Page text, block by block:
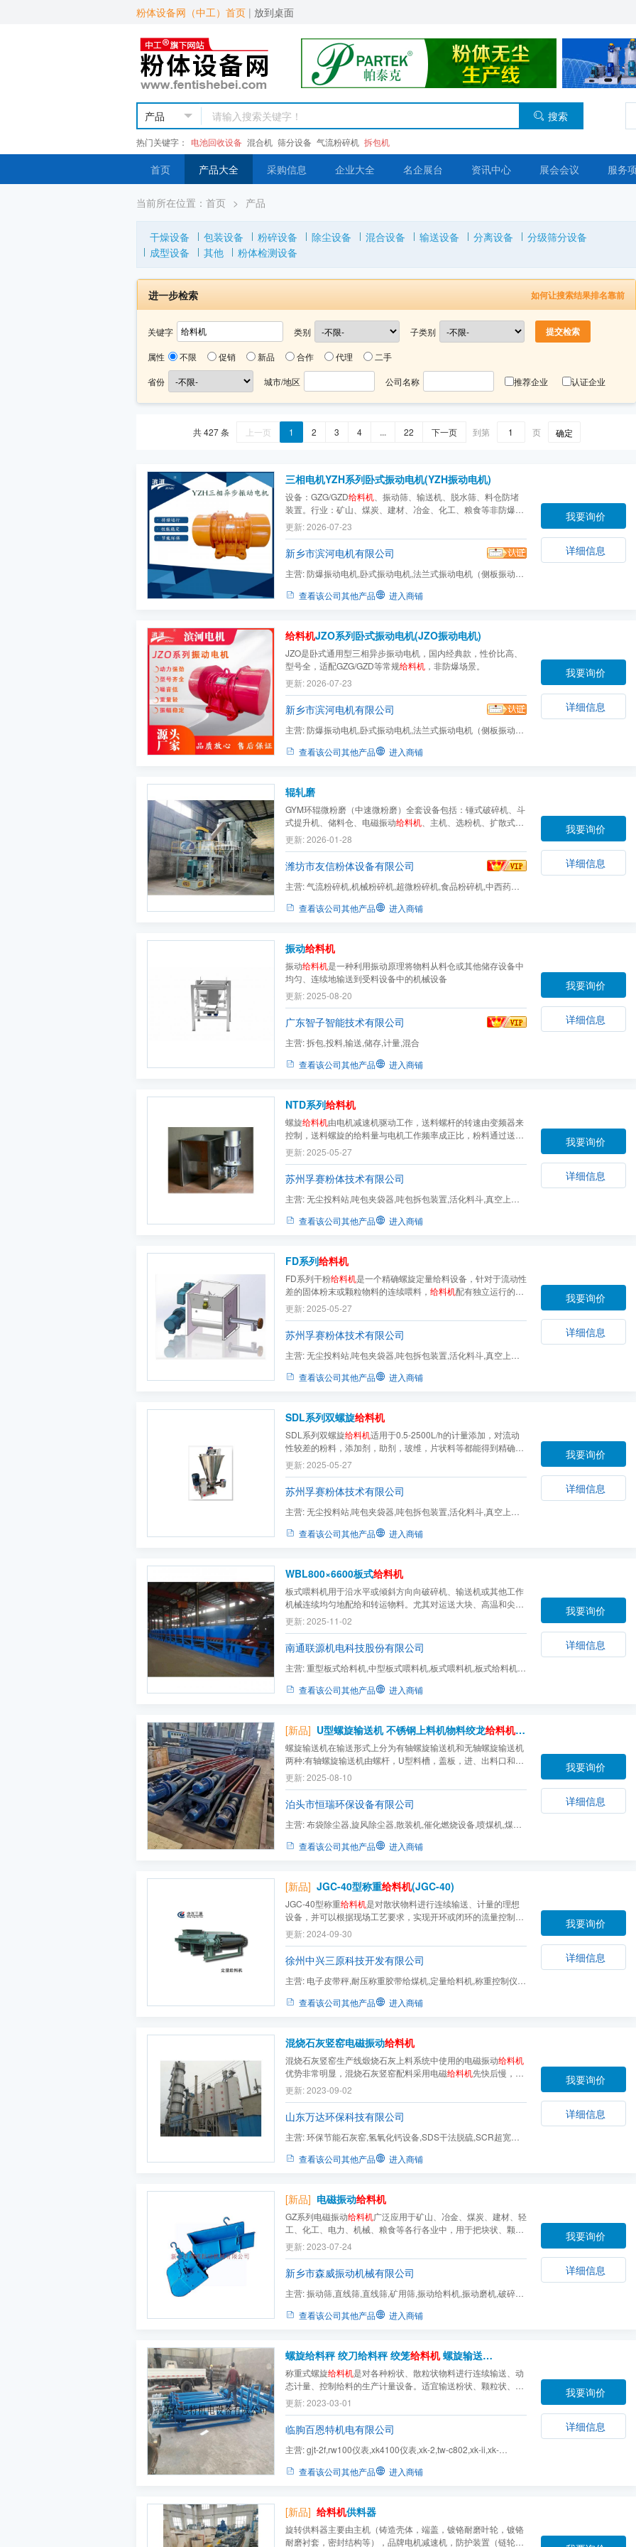
粉体设备网（中工）首页 | 放到桌面
搜索
热门关键字： 电池回收设备 混合机 筛分设备 气流粉碎机 拆包机
首页 产品大全 采购信息 企业大全 名企展台 资讯中心 展会会议 服务
当前所在位置： 首页 > 产品
干燥设备 包装设备 粉碎设备 除尘设备 混合设备 输送设备 分离设备
分级筛分设备
成型设备
其他 粉体检测设备
进一步检索 如何让搜索结果排名靠前
关键字 类别 子类别
属性 不限 促销 新品 合作 代理 二手
省份 城市/地区 公司名称 推荐企业 认证企业
共 427 条 上一页 1 2 3 4 ... 22 下一页 到第 页 确定
三相电机YZH系列卧式振动电机(YZH振动电机)
设备：GZG/GZD给料机 、振动筛、输送机、脱水筛、料仓防堵
装置。行业：矿山、煤炭、建材、冶金、化工、粮食等非防爆场
景。
更新: 2026-07-23
新乡市滨河电机有限公司
主营:防爆振动电机,卧式振动电机,法兰式振动电机（侧板振动电
查看该公司其他产品 进入商铺
我要询价
详细信息
给料机JZO系列卧式振动电机(JZO振动电机)
JZO是卧式通用型三相异步振动电机，国内经典款，性价比高、
型号全，适配GZG/GZD等常规给料机 ，非防爆场景。
更新: 2026-07-23
新乡市滨河电机有限公司
主营:防爆振动电机,卧式振动电机,法兰式振动电机（侧板振动电
查看该公司其他产品 进入商铺
我要询价
详细信息
辊轧磨
GYM环辊微粉磨（中速微粉磨）全套设备包括：锤式破碎机、斗
式提升机、储料仓、电磁振动给料机 、主机、选粉机、扩散式双
旋风集粉器、脉冲式除尘器、高压风机、消声器。主机电动机通
过主轴及各层转盘旋转，转盘通过柱销带动几十个环辊在磨环滚
道内滚动并旋转。大块物料经破碎机破碎成小颗粒后由提升机...
更新: 2026-01-28
潍坊市友信粉体设备有限公司
主营:气流粉碎机,机械粉碎机,超微粉碎机,食品粉碎机,中西药粉
查看该公司其他产品 进入商铺
我要询价
详细信息
振动给料机
振动给料机是一种利用振动原理将物料从料仓或其他储存设备中
均匀、连续地输送到受料设备中的机械设备
更新: 2025-08-20
广东智子智能技术有限公司
主营:拆包,投料,输送,储存,计量,混合
查看该公司其他产品
进入商铺
我要询价
详细信息
NTD系列给料机
螺旋给料机由电机减速机驱动工作，送料螺杆的转速由变频器来
控制，送料螺旋的给料量与电机工作频率成正比，粉料通过送料
螺旋的旋转完成粉料输送。
更新: 2025-05-27
苏州孚赛粉体技术有限公司
主营:无尘投料站,吨包夹袋器,吨包拆包装置,活化料斗,真空上料
查看该公司其他产品 进入商铺
我要询价
详细信息
FD系列给料机
FD系列干粉给料机是一个精确螺旋定量给料设备，针对于流动性
差的固体粉末或颗粒物料的连续喂料， 给料机配有独立运行的旋
转搅拌器，能够破碎搭桥的物料，增加物料的流动性并为螺杆提
供均匀松散的物料，有效提高螺旋
更新: 2025-05-27
苏州孚赛粉体技术有限公司
主营:无尘投料站,吨包夹袋器,吨包拆包装置,活化料斗,真空上料
查看该公司其他产品 进入商铺
我要询价
详细信息
SDL系列双螺旋给料机
SDL系列双螺旋给料机适用于0.5-2500L/h的计量添加，对流动
性较差的粉料，添加剂，助剂，玻维，片状料等都能得到精确的
配比，给料精度≤±0.5％。
更新: 2025-05-27
苏州孚赛粉体技术有限公司
主营:无尘投料站,吨包夹袋器,吨包拆包装置,活化料斗,真空上料
查看该公司其他产品 进入商铺
我要询价
详细信息
WBL800×6600板式给料机
板式喂料机用于沿水平或倾斜方向向破碎机、输送机或其他工作
机械连续均匀地配给和转运物料。尤其对运送大块、高温和尖锐
的物料***为适合，并能在露天和潮湿和恶劣的环境下可靠地工
作。
更新: 2025-11-02
南通联源机电科技股份有限公司
主营:重型板式给料机,中型板式喂料机,板式喂料机,板式给料机,
查看该公司其他产品 进入商铺
我要询价
详细信息
[新品] U型螺旋输送机 不锈钢上料机物料绞龙给料机无轴污泥输送机碳钢
螺旋输送机在输送形式上分为有轴螺旋输送机和无轴螺旋输送机
两种:有轴螺旋输送机由螺杆，U型料槽，盖板，进、出料口和驱
动装置组成，一般还有水平式，倾斜式和垂直式三种；适用于无
粘性的干粉物料和小颗粒物料.（例如：水泥、粉煤灰、石灰、粮
食等）;而无轴旋输送机则采用螺杆改为无轴螺旋，并在U型...
更新: 2025-08-10
泊头市恒瑞环保设备有限公司
主营:布袋除尘器,旋风除尘器,散装机,催化燃烧设备,喷煤机,煤粉
查看该公司其他产品 进入商铺
我要询价
详细信息
[新品] JGC-40型称重给料机(JGC-40)
JGC-40型称重给料机是对散状物料进行连续输送、计量的理想
设备，并可以根据现场工艺要求，实现开环或闭环的流量控制。
广泛应用于冶金、电力、煤炭、化工、轻工等行业。
更新: 2024-09-30
徐州中兴三原科技开发有限公司
主营: 电子皮带秤,耐压称重胶带给煤机,定量给料机,称重控制仪,
查看该公司其他产品 进入商铺
我要询价
详细信息
混烧石灰竖窑电磁振动给料机
混烧石灰竖窑生产线煅烧石灰上料系统中使用的电磁振动给料机
优势非常明显，混烧石灰竖窑配料采用电磁给料机先快后慢，临
界减速模式，配料，使配料误差达到千分之三以内。电磁振动
料机
更新: 2023-09-02
山东万达环保科技有限公司
主营:环保节能石灰窑,氢氧化钙设备,SDS干法脱硫,SCR超宽温
查看该公司其他产品 进入商铺
我要询价
详细信息
[新品] 电磁振动给料机
GZ系列电磁振动给料机广泛应用于矿山、冶金、煤炭、建材、轻
工、化工、电力、机械、粮食等各行各业中，用于把块状、颗粒
状及粉状物料从贮料仓或漏斗中均匀连续或定量地给到受料装置
中去。例如，向带式输送机、斗式提升机，筛分设备等给料；向
破碎机、粉碎机等喂料，以及用于自动配料，定量包装等，...
更新: 2023-07-24
新乡市森威振动机械有限公司
主营:振动筛,直线筛,直线筛,矿用筛,振动给料机,振动磨机,破碎机,
查看该公司其他产品 进入商铺
我要询价
详细信息
螺旋给料秤 绞刀给料秤 绞笼给料机螺旋输送机 绞龙输送机(tgg)
称重式螺旋给料机是对各种粉状、散粒状物料进行连续输送、动
态计量、控制给料的生产计量设备。适宜输送粉状、颗粒状、小
块状物料，如水泥、煤粉、粮食、化肥、灰渣、沙子、焦炭等。
广泛适用于水泥、化工、冶金、陶瓷、粮食、运输等行业。
更新: 2023-03-01
临朐百恩特机电有限公司
主营:gjt-2f,rw100仪表,xk4100仪表,xk-2,tw-c802,xk-ii,xk-
查看该公司其他产品 进入商铺
我要询价
详细信息
[新品] 给料机供料器
旋转供料器主要由主机（铸造壳体，端盖，镀铬耐磨叶轮，镀铬
耐磨衬套，密封结构等），品牌电机减速机，防护装置（链轮，